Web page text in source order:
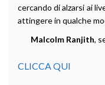
cercando di alzarsi ai
attingere in qualche
Malcolm Ranjith,
CLICCA QUI